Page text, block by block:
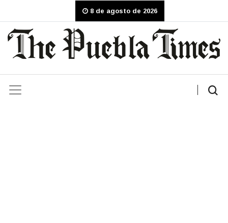
8 de agosto de 2026